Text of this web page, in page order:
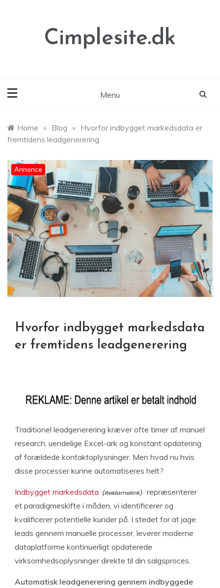
Cimplesite.dk
Menu
Home » Blog » Hvorfor indbygget markedsdata er
fremtidens leadgenerering
Annonce
Hvorfor indbygget markedsdata
er fremtidens leadgenerering
Traditionel leadgenerering kræver ofte timer af manuel
research, uendelige Excel-ark og konstant opdatering
af forældede kontaktoplysninger. Men hvad nu hvis
disse processer kunne automatiseres helt?
Indbygget markedsdata
repræsenterer
et paradigmeskifte i måden, vi identificerer og
kvalificerer potentielle kunder på. I stedet for at jage
leads gennem manuelle processer, leverer moderne
dataplatforme kontinuerligt opdaterede
virksomhedsoplysninger direkte til din salgsproces.
Automatisk leadgenerering gennem indbyggede